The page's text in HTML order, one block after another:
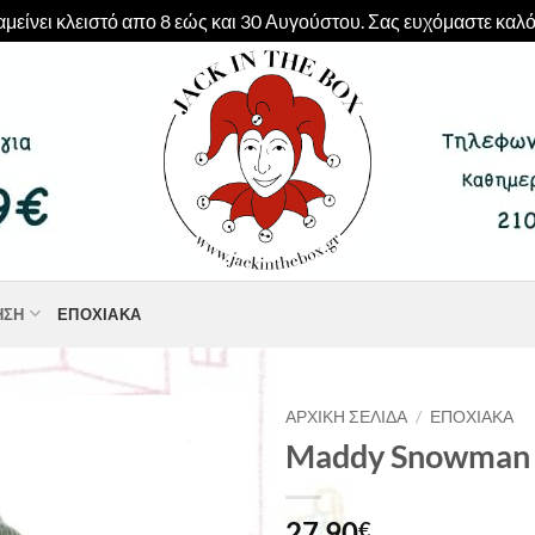
κλειστό απο 8 εώς και 30 Αυγούστου. Σας ευχόμαστε
ΕΠΟΧΙΑΚΆ
ΑΡΧΙΚΉ ΣΕΛΊΔΑ / ΕΠΟΧΙΑΚΆ
Maddy Snowman
€